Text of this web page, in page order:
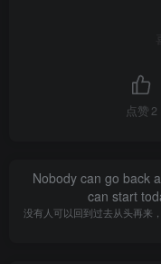
如果说《赛博朋
差，号称不宣发的《
对待《黑神话：
和理性的角度去看待
点赞2
Nobody can go back
can start
没有人可以回到过去从头再来